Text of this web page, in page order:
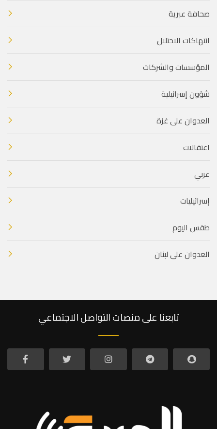
صحافة عبرية
انتهاكات الاحتلال
المؤسسات والشركات
شؤون إسرائيلية
العدوان على غزة
اعتقالات
عربي
إسرائيليات
طقس اليوم
العدوان على لبنان
تابعنا على منصات التواصل الاجتماعي